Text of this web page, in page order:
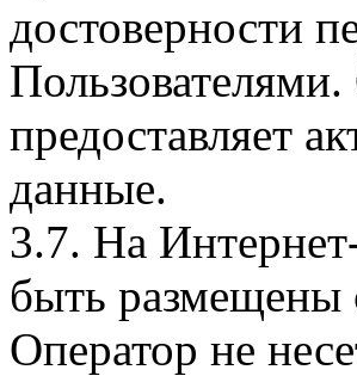
достоверности
Пользователями.
предоставляет
данные.
3.7. На
быть размещены
Оператор не